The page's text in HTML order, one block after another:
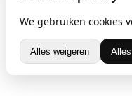
We gebruiken cookies
Alles weigeren